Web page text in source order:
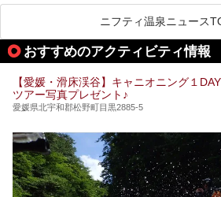
な自然と、温暖な気候が魅力
日本最古の温泉といわれる道
ある愛媛県は、スーパー銭湯
方を代表する人気の施設も。
銭湯をピックアップしました。
ニフティ温泉ニュース
おすすめのアクティビティ情報
【愛媛・滑床渓谷】キャニオニング１
ツアー写真プレゼント♪
愛媛県北宇和郡松野町目黒2885-5